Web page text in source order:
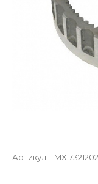
Артикул: TMX